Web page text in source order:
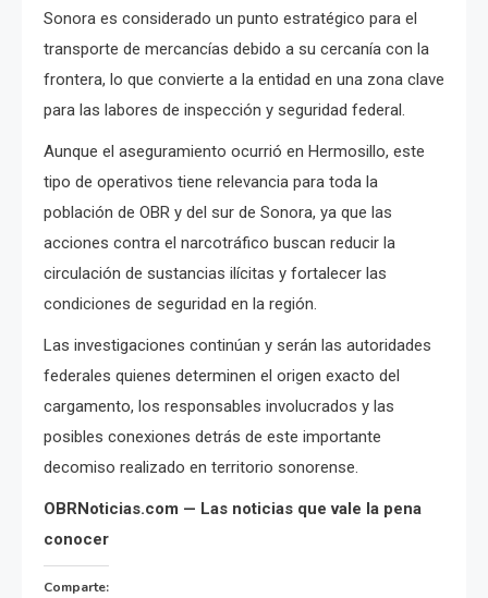
Sonora es considerado un punto estratégico para el
transporte de mercancías debido a su cercanía con la
frontera, lo que convierte a la entidad en una zona clave
para las labores de inspección y seguridad federal.
Aunque el aseguramiento ocurrió en Hermosillo, este
tipo de operativos tiene relevancia para toda la
población de OBR y del sur de Sonora, ya que las
acciones contra el narcotráfico buscan reducir la
circulación de sustancias ilícitas y fortalecer las
condiciones de seguridad en la región.
Las investigaciones continúan y serán las autoridades
federales quienes determinen el origen exacto del
cargamento, los responsables involucrados y las
posibles conexiones detrás de este importante
decomiso realizado en territorio sonorense.
OBRNoticias.com — Las noticias que vale la pena
conocer
Comparte: